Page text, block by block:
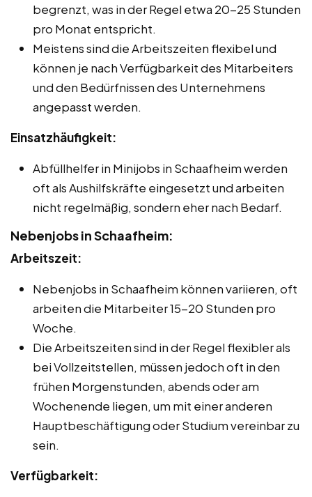
begrenzt, was in der Regel etwa 20-25 Stunden
pro Monat entspricht.
Meistens sind die Arbeitszeiten flexibel und
können je nach Verfügbarkeit des Mitarbeiters
und den Bedürfnissen des Unternehmens
angepasst werden.
Einsatzhäufigkeit:
Abfüllhelfer in Minijobs in Schaafheim werden
oft als Aushilfskräfte eingesetzt und arbeiten
nicht regelmäßig, sondern eher nach Bedarf.
Nebenjobs in Schaafheim:
Arbeitszeit:
Nebenjobs in Schaafheim können variieren, oft
arbeiten die Mitarbeiter 15-20 Stunden pro
Woche.
Die Arbeitszeiten sind in der Regel flexibler als
bei Vollzeitstellen, müssen jedoch oft in den
frühen Morgenstunden, abends oder am
Wochenende liegen, um mit einer anderen
Hauptbeschäftigung oder Studium vereinbar zu
sein.
Verfügbarkeit: